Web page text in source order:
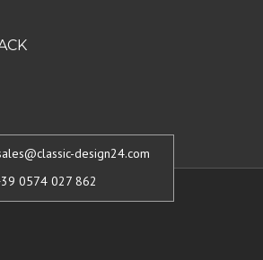
design24.com
0574 027 862